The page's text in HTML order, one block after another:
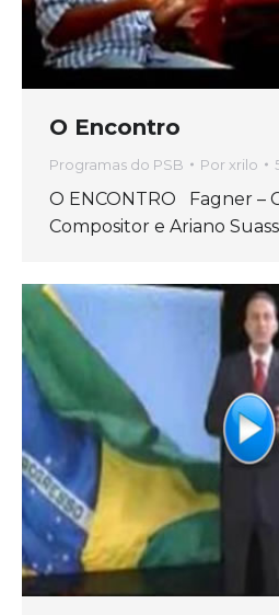
O Encontro
Programas do PSB Por xrilo
O ENCONTRO Fagner –
Compositor e Ariano